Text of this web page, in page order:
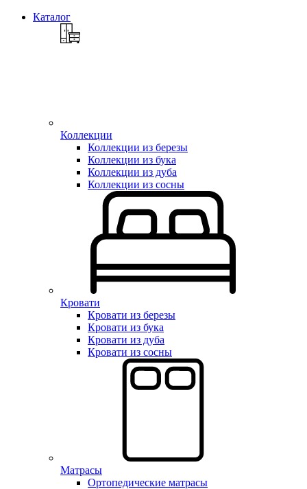
Каталог
Коллекции
Коллекции из березы
Коллекции из бука
Коллекции из дуба
Коллекции из сосны
Кровати
Кровати из березы
Кровати из бука
Кровати из дуба
Кровати из сосны
Матрасы
Ортопедические матрасы